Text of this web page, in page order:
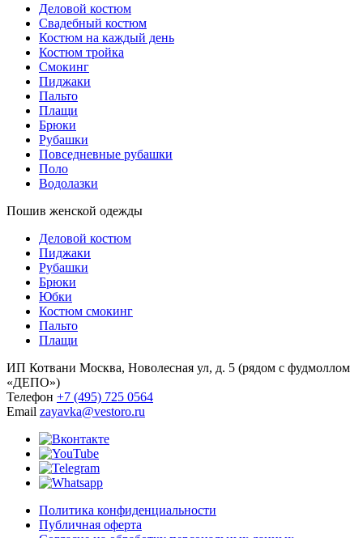
Деловой костюм
Свадебный костюм
Костюм на каждый день
Костюм тройка
Смокинг
Пиджаки
Пальто
Плащи
Брюки
Рубашки
Повседневные рубашки
Поло
Водолазки
Пошив женской одежды
Деловой костюм
Пиджаки
Рубашки
Брюки
Юбки
Костюм смокинг
Пальто
Плащи
ИП Котвани Москва, Новолесная ул, д. 5 (рядом с фудмоллом
«ДЕПО»)
Телефон +7 (495) 725 0564
Email zayavka@vestoro.ru
Политика конфиденциальности
Публичная оферта